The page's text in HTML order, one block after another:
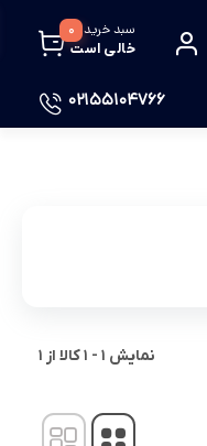
سبد خرید
خالی است
0
02155104766
نمایش 1
-
1کالا از 1